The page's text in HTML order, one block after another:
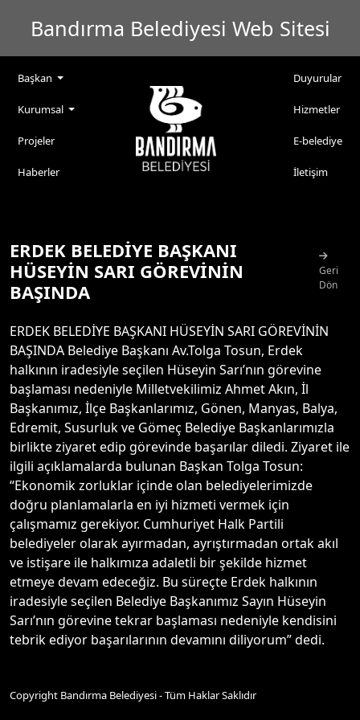
Bandırma Belediyesi Web Sitesi
Başkan
Kurumsal
Projeler
Haberler
Duyurular
Hizmetler
E-belediye
İletişim
ERDEK BELEDİYE BAŞKANI
HÜSEYİN SARI GÖREVİNİN
BAŞINDA
Geri
Dön
ERDEK BELEDİYE BAŞKANI HÜSEYİN SARI GÖREVİNİN
BAŞINDA Belediye Başkanı Av.Tolga Tosun, Erdek
halkının iradesiyle seçilen Hüseyin Sarı’nın görevine
başlaması nedeniyle Milletvekilimiz Ahmet Akın, İl
Başkanımız, İlçe Başkanlarımız, Gönen, Manyas, Balya,
Edremit, Susurluk ve Gömeç Belediye Başkanlarımızla
birlikte ziyaret edip görevinde başarılar diledi. Ziyaret ile
ilgili açıklamalarda bulunan Başkan Tolga Tosun:
“Ekonomik zorluklar içinde olan belediyelerimizde
doğru planlamalarla en iyi hizmeti vermek için
çalışmamız gerekiyor. Cumhuriyet Halk Partili
belediyeler olarak ayırmadan, ayrıştırmadan ortak akıl
ve istişare ile halkımıza adaletli bir şekilde hizmet
etmeye devam edeceğiz. Bu süreçte Erdek halkının
iradesiyle seçilen Belediye Başkanımız Sayın Hüseyin
Sarı’nın görevine tekrar başlaması nedeniyle kendisini
tebrik ediyor başarılarının devamını diliyorum” dedi.
Copyright Bandırma Belediyesi - Tüm Haklar Saklıdır